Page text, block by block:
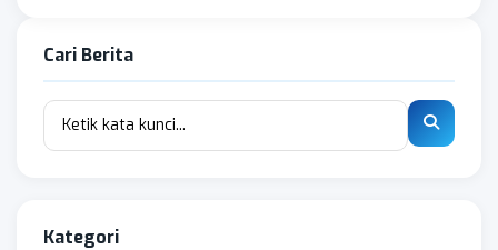
Cari Berita
Kategori